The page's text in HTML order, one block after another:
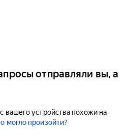
отправляли вы, а
вашего устройства похожи на
могло произойти?